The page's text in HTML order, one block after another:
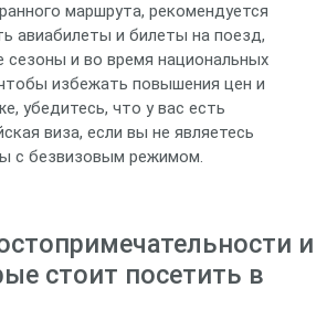
маршрута, рекомендуется
авиабилеты и билеты на поезд,
сезоны и во время национальных
избежать повышения цен и
убедитесь, что у вас есть
виза, если вы не являетесь
с безвизовым режимом.
и
стоит посетить в